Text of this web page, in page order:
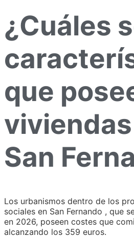
¿Cuáles
que
San
Los urbanismos dentro de los
sociales en San Fernando , que
en 2026, poseen costes que
alcanzando los 359 euros.